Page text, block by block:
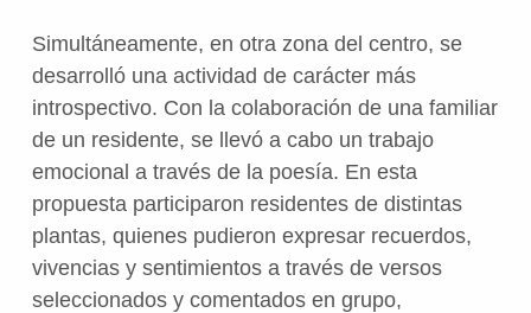
Simultáneamente, en otra zona del centro, se
desarrolló una actividad de carácter más
introspectivo. Con la colaboración de una familiar
de un residente, se llevó a cabo un trabajo
emocional a través de la poesía. En esta
propuesta participaron residentes de distintas
plantas, quienes pudieron expresar recuerdos,
vivencias y sentimientos a través de versos
seleccionados y comentados en grupo,